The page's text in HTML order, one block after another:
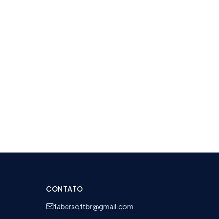
CONTATO
fabersoftbr@gmail.com